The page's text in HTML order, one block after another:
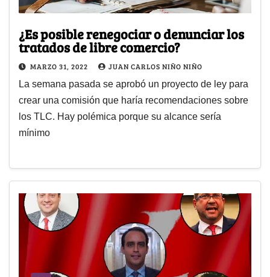
¿Es posible renegociar o denunciar los
tratados de libre comercio?
MARZO 31, 2022 JUAN CARLOS NIÑO NIÑO
La semana pasada se aprobó un proyecto de ley para
crear una comisión que haría recomendaciones sobre
los TLC. Hay polémica porque su alcance sería
mínimo